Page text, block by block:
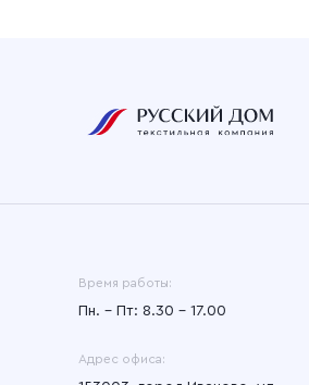
Время работы:
Пн. – Пт: 8.30 – 17.00
Адрес офиса: